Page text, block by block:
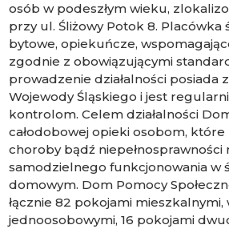
osób w podeszłym wieku,
przy ul. Śliżowy Potok 8. Placówka
bytowe, opiekuńcze,
zgodnie z obowiązującymi
prowadzenie działalności posiada
Wojewody Śląskiego i jest
kontrolom. Celem działalności
całodobowej opieki osobom,
choroby bądź niepełnosprawności
samodzielnego funkcjonowania w
domowym. Dom Pomocy
łącznie 82 pokojami
jednoosobowymi, 16 pokojami